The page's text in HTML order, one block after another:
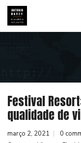
Festival
qualidade de
março 2, 2021 0